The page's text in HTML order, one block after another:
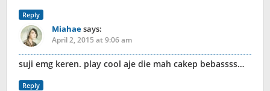
Reply
Miahaesays:
April 2, 2015 at 9:06 am
suji emg keren. play cool aje die mah cakep bebassss…
Reply